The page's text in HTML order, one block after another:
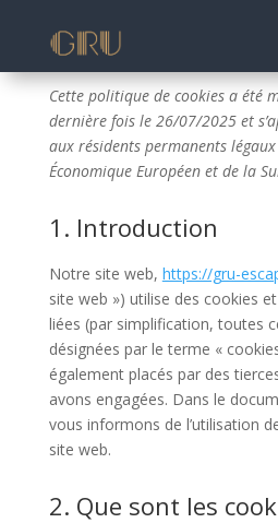
Cette politique de cookies a été
dernière fois le 26/07/2025 et
aux résidents permanents légaux
Économique Européen et de la
1. Introduction
Notre site web, https://gru-
site web ») utilise des cookies
liées (par simplification, toutes
désignées par le terme «
également placés par des
avons engagées. Dans le
vous informons de l’utilisation
site web.
2. Que sont les